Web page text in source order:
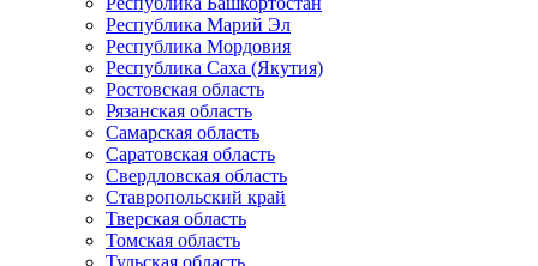
Республика Марий Эл
Республика Мордовия
Республика Саха (Якутия)
Ростовская область
Рязанская область
Самарская область
Саратовская область
Свердловская область
Ставропольский край
Тверская область
Томская область
Тульская область